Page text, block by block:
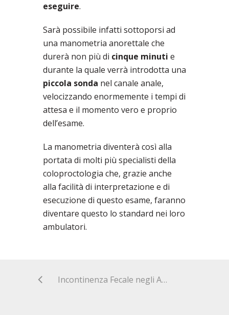
eseguire.
Sarà possibile infatti sottoporsi ad
una manometria anorettale che
durerà non più di cinque minuti e
durante la quale verrà introdotta una
piccola sonda nel canale anale,
velocizzando enormemente i tempi di
attesa e il momento vero e proprio
dell’esame.
La manometria diventerà così alla
portata di molti più specialisti della
coloproctologia che, grazie anche
alla facilità di interpretazione e di
esecuzione di questo esame, faranno
diventare questo lo standard nei loro
ambulatori.
Incontinenza Fecale negli Anziani